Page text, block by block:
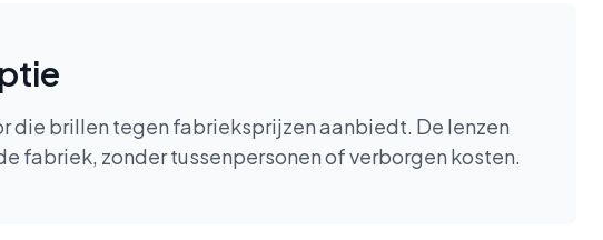
die brillen tegen fabrieksprijzen aanbiedt. De lenzen
fabriek, zonder tussenpersonen of verborgen kosten.